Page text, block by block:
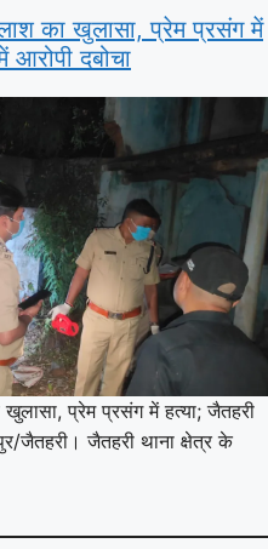
का खुलासा, प्रेम प्रसंग में
दबोचा
प्रेम प्रसंग में हत्या; जैतहरी
जैतहरी। जैतहरी थाना क्षेत्र के